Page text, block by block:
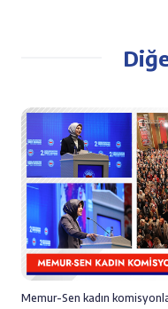
Memur-Sen kadın